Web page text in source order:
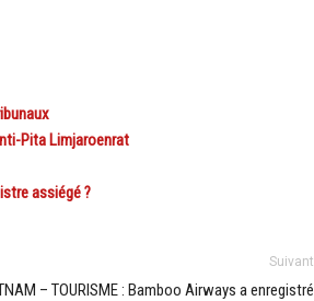
Pita Limjaroenrat
assiégé ?
Suivant
– TOURISME : Bamboo Airways a enregistré